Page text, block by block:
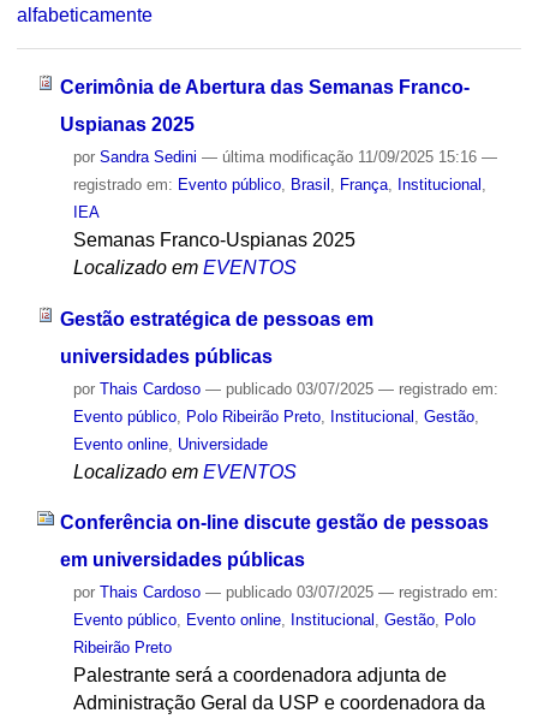
alfabeticamente
Cerimônia de Abertura das Semanas Franco-
Uspianas 2025
por Sandra Sedini — última modificação11/09/2025 15:16 —
registrado em: Evento público, Brasil França, Institucional
IEA
Semanas Franco-Uspianas 2025
Localizado em EVENTOS
Gestão estratégica de pessoas em
universidades públicas
por Thais Cardoso — publicado03/07/2025 — registrado em:
Evento público, Polo Ribeirão Preto, Institucional Gestão,
Evento online, Universidade
Localizado em EVENTOS
Conferência on-line discute gestão de pessoas
em universidades públicas
por Thais Cardoso — publicado03/07/2025 — registrado em:
Evento público, Evento online, Institucional , Gestão, Polo
Ribeirão Preto
Palestrante será a coordenadora adjunta de
Administração Geral da USP e coordenadora da